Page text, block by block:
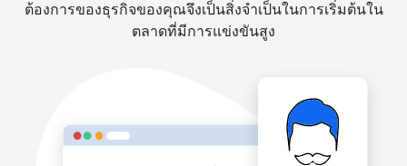
ต้องการของธุรกิจของคุณจึงเป็นสิ่งจำเป็นในการเริ่มต้นใน
ตลาดที่มีการแข่งขันสูง